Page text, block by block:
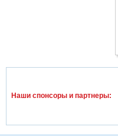
Наши спонcоры и партнеры: